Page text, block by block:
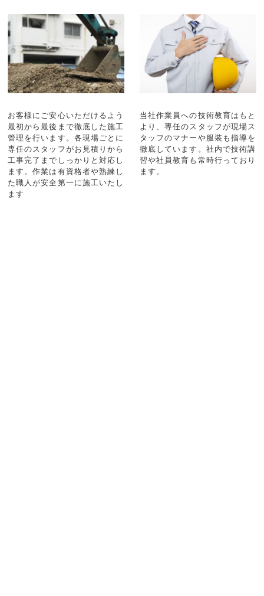
お客様にご安心いただけるよう
最初から最後まで徹底した施工
管理を行います。各現場ごとに
専任のスタッフがお見積りから
工事完了までしっかりと対応し
ます。作業は有資格者や熟練し
た職人が安全第一に施工いたし
ます
当社作業員への技術教育はもと
より、専任のスタッフが現場ス
タッフのマナーや服装も指導を
徹底しています。社内で技術講
習や社員教育も常時行っており
ます。